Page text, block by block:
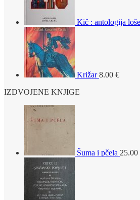
Kič : antologija
Križar 8.00 €
IZDVOJENE KNJIGE
Šuma i pčela 25.00